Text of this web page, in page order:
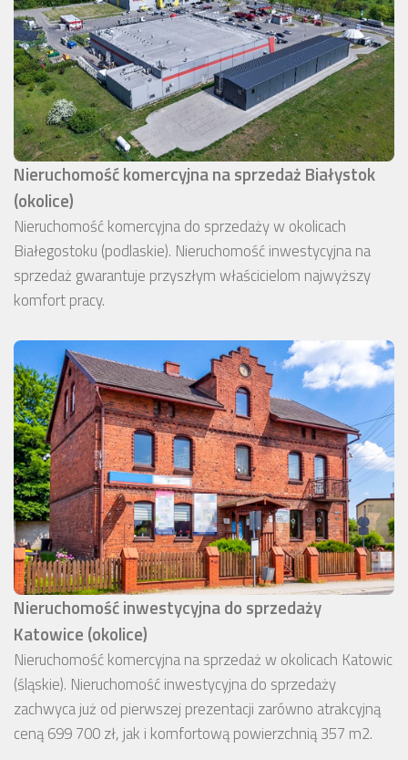
Nieruchomość komercyjna na sprzedaż Białystok
(okolice)
Nieruchomość komercyjna do sprzedaży w okolicach
Białegostoku (podlaskie). Nieruchomość inwestycyjna na
sprzedaż gwarantuje przyszłym właścicielom najwyższy
komfort pracy.
Nieruchomość inwestycyjna do sprzedaży
Katowice (okolice)
Nieruchomość komercyjna na sprzedaż w okolicach Katowic
(śląskie). Nieruchomość inwestycyjna do sprzedaży
zachwyca już od pierwszej prezentacji zarówno atrakcyjną
ceną 699 700 zł, jak i komfortową powierzchnią 357 m2.